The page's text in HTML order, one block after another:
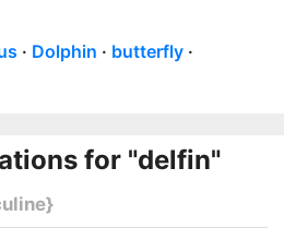
Dolphin
butterfly
for "delfin"